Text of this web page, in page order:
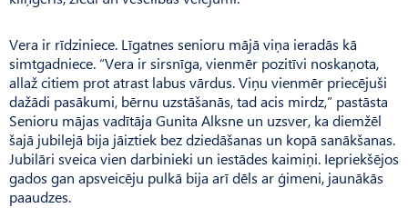
Vera ir rīdziniece. Līgatnes senioru mājā viņa ieradās kā
simtgadniece. “Vera ir sirsnīga, vienmēr pozitīvi noskaņota,
allaž citiem prot atrast labus vārdus. Viņu vienmēr priecējuši
dažādi pasākumi, bērnu uzstāšanās, tad acis mirdz,” pastāsta
Senioru mājas vadītāja Gunita Alksne un uzsver, ka diemžēl
šajā jubilejā bija jāiztiek bez dziedāšanas un kopā sanākšanas.
Jubilāri sveica vien darbinieki un iestādes kaimiņi. Iepriekšējos
gados gan apsveicēju pulkā bija arī dēls ar ģimeni, jaunākās
paaudzes.